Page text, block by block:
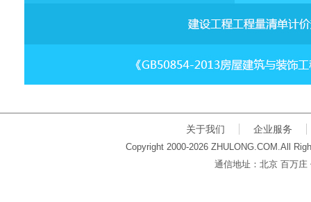
关于我们 企业服务
Copyright 2000-2026 ZHULONG.COM.All
通信地址：北京 百万